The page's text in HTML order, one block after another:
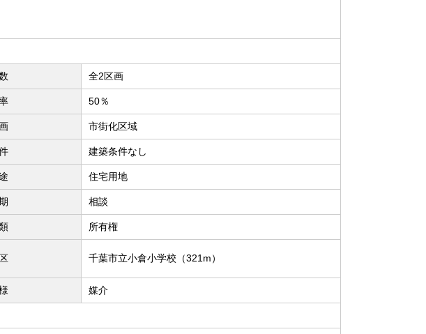
全2区画
50％
市街化区域
建築条件なし
住宅用地
相談
所有権
千葉市立小倉小学校（321m）
媒介